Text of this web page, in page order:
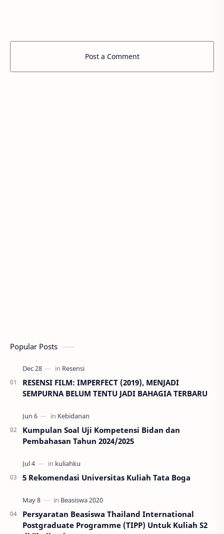
Post a Comment
Popular Posts
RESENSI FILM: IMPERFECT (2019), MENJADI
SEMPURNA BELUM TENTU JADI BAHAGIA TERBARU
Kumpulan Soal Uji Kompetensi Bidan dan
Pembahasan Tahun 2024/2025
5 Rekomendasi Universitas Kuliah Tata Boga
Persyaratan Beasiswa Thailand International
Postgraduate Programme (TIPP) Untuk Kuliah S2